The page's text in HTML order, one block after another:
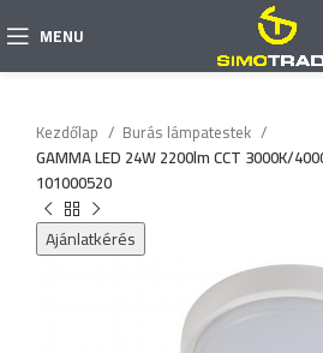
MENU
Kezdőlap
Burás lámpatestek
GAMMA LED 24W 2200lm CCT 3000K/
101000520
Ajánlatkérés